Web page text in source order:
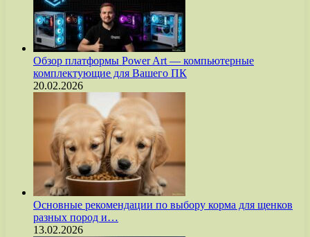
Обзор платформы Power Art — компьютерные
комплектующие для Вашего ПК
20.02.2026
Основные рекомендации по выбору корма для щенков
разных пород и…
13.02.2026